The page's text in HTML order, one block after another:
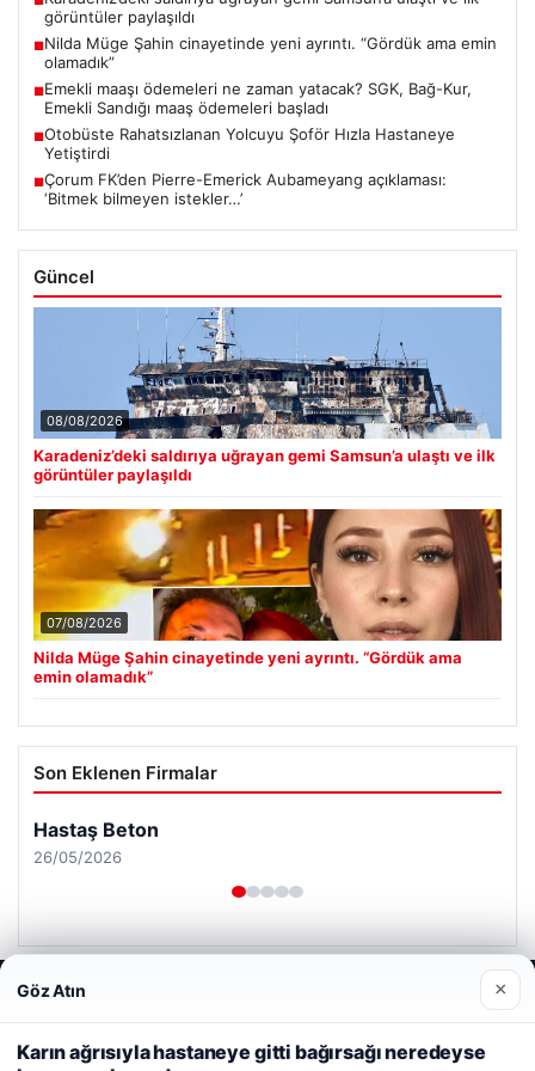
görüntüler paylaşıldı
■Nilda Müge Şahin cinayetinde yeni ayrıntı. “Gördük ama emin
olamadık”
■Emekli maaşı ödemeleri ne zaman yatacak? SGK, Bağ-Kur,
Emekli Sandığı maaş ödemeleri başladı
■Otobüste Rahatsızlanan Yolcuyu Şoför Hızla Hastaneye
Yetiştirdi
■Çorum FK’den Pierre-Emerick Aubameyang açıklaması:
‘Bitmek bilmeyen istekler…’
Güncel
08/08/2026
Karadeniz’deki saldırıya uğrayan gemi Samsun’a ulaştı ve ilk
görüntüler paylaşıldı
07/08/2026
Nilda Müge Şahin cinayetinde yeni ayrıntı. “Gördük ama
emin olamadık”
Son Eklenen Firmalar
Web sitemizi nasıl kullandığınızı daha iyi anlayabilmek,
deneyiminizi kişiselleştirmek ve geliştirmek amacıyla çerezler
kullanıyoruz.
Çerez Politikamız
Göz Atın ×
Karın ağrısıyla hastaneye gitti bağırsağı neredeyse